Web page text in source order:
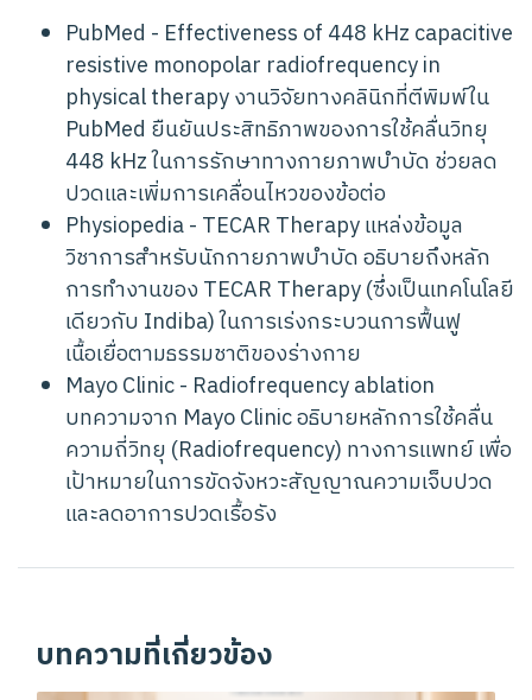
PubMed - Effectiveness of 448 kHz capacitive
resistive monopolar radiofrequency in
physical therapyงานวิจัยทางคลินิกที่ตีพิมพ์ใน
PubMed ยืนยันประสิทธิภาพของการใช้คลื่นวิทยุ
448 kHz ในการรักษาทางกายภาพบำบัด ช่วยลด
ปวดและเพิ่มการเคลื่อนไหวของข้อต่อ
Physiopedia - TECAR Therapyแหล่งข้อมูล
วิชาการสำหรับนักกายภาพบำบัด อธิบายถึงหลัก
การทำงานของ TECAR Therapy (ซึ่งเป็นเทคโนโลยี
เดียวกับ Indiba) ในการเร่งกระบวนการฟื้นฟู
เนื้อเยื่อตามธรรมชาติของร่างกาย
Mayo Clinic - Radiofrequency ablation
บทความจาก Mayo Clinic อธิบายหลักการใช้คลื่น
ความถี่วิทยุ (Radiofrequency) ทางการแพทย์ เพื่อ
เป้าหมายในการขัดจังหวะสัญญาณความเจ็บปวด
และลดอาการปวดเรื้อรัง
บทความที่เกี่ยวข้อง